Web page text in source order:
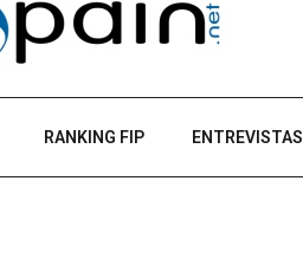
RANKING FIP ENTREVISTAS